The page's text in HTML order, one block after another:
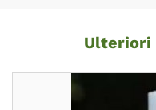
Ulteriori